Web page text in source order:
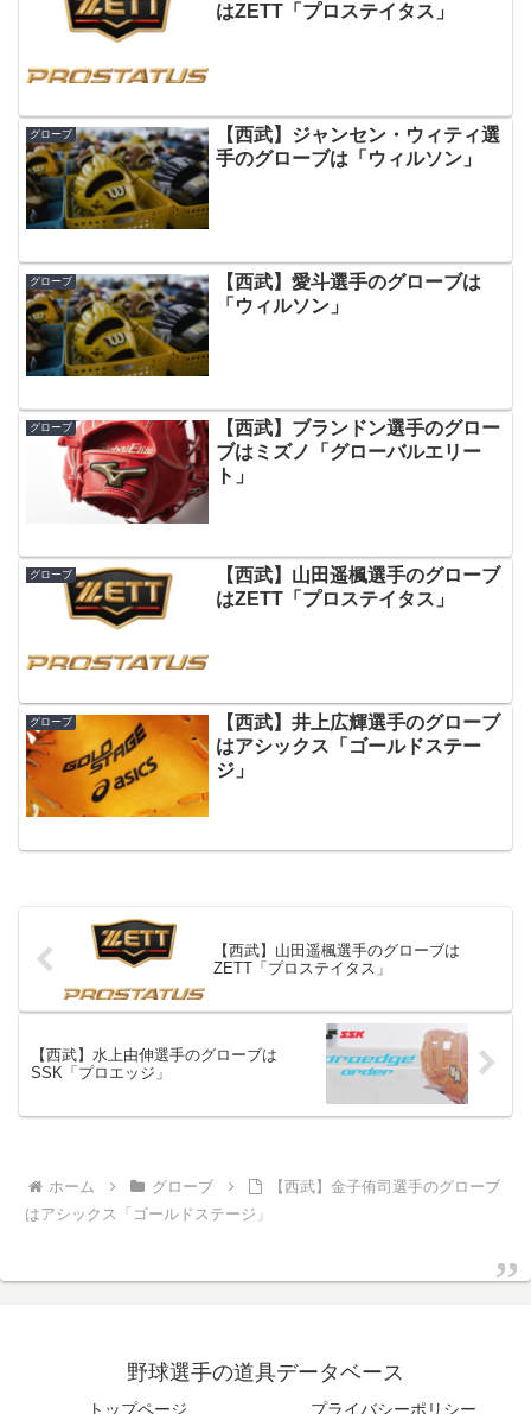
はZETT「プロステイタス」
グローブ
【西武】ジャンセン・ウィティ選
手のグローブは「ウィルソン」
グローブ
【西武】愛斗選手のグローブは
「ウィルソン」
グローブ
【西武】ブランドン選手のグロー
ブはミズノ「グローバルエリー
ト」
グローブ
【西武】山田遥楓選手のグローブ
はZETT「プロステイタス」
グローブ
【西武】井上広輝選手のグローブ
はアシックス「ゴールドステー
ジ」
【西武】山田遥楓選手のグローブは
ZETT「プロステイタス」
【西武】水上由伸選手のグローブは
SSK「プロエッジ」
ホーム グローブ
【西武】金子侑司選手のグローブ
はアシックス「ゴールドステージ」
野球選手の道具データベース
トップページ プライバシーポリシー